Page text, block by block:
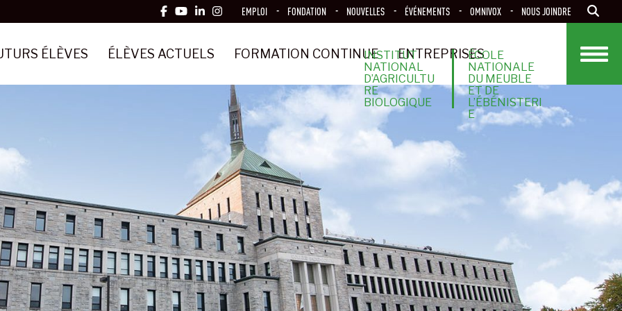
EMPLOI FONDATION NOUVELLES ÉVÉNEMENTS OMNIVOX NOUS JOINDRE
ÉLÈVES ÉLÈVES ACTUELS FORMATION CONTINUE ENTREPRISESÉCOLE
NATIONALE
DU MEUBLE
ET DE
L’ÉBÉNISTERI
E
INSTITUT
NATIONAL
D’AGRICULTU
RE
BIOLOGIQUE